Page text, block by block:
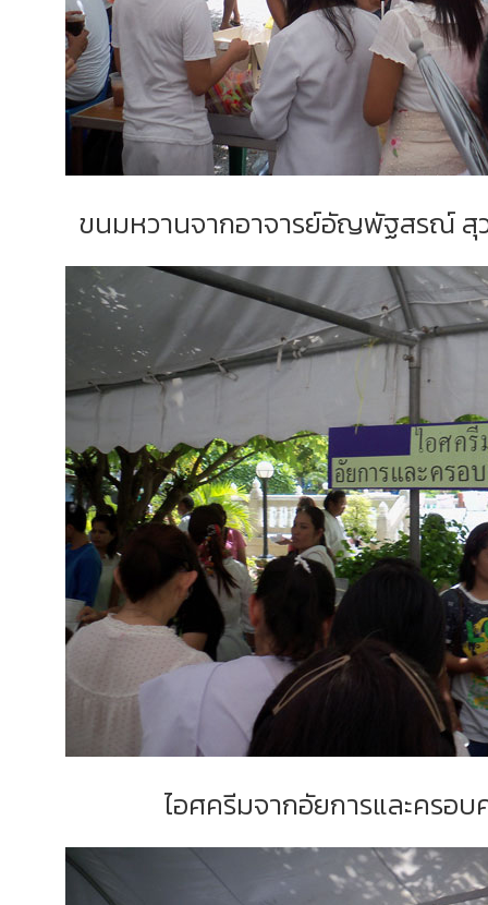
ขนมหวานจากอาจารย์อัญพัฐสรณ์ สุ
ไอศครีมจากอัยการและครอ